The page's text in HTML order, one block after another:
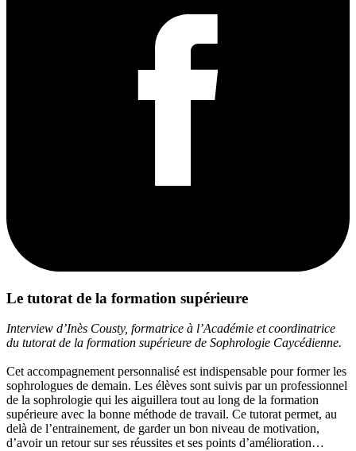
Le tutorat de la formation supérieure
Interview d’Inès Cousty, formatrice à l’Académie et coordinatrice
du tutorat de la formation supérieure de Sophrologie Caycédienne.
Cet accompagnement personnalisé est indispensable pour former les
sophrologues de demain. Les élèves sont suivis par un professionnel
de la sophrologie qui les aiguillera tout au long de la formation
supérieure avec la bonne méthode de travail. Ce tutorat permet, au
delà de l’entrainement, de garder un bon niveau de motivation,
d’avoir un retour sur ses réussites et ses points d’amélioration…